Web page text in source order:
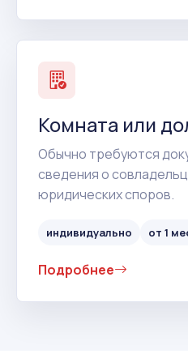
Комната или
Обычно требуются
сведения о
юридических споров.
индивидуально от 1
Подробнее